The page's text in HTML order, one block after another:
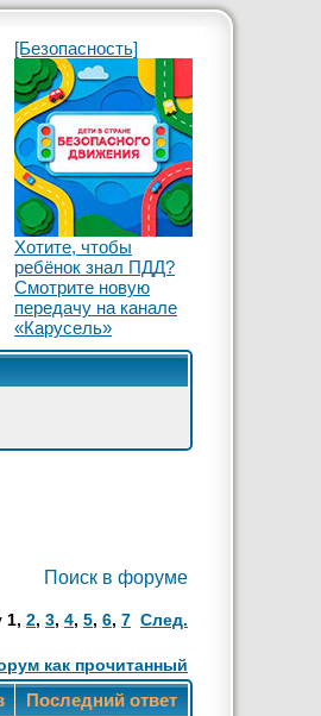
[Безопасность]
Хотите, чтобы
ребёнок знал ПДД?
Смотрите новую
передачу на канале
«Карусель»
Поиск в форуме
1, 2, 3, 4, 5, 6, 7 След.
как прочитанный
Последний ответ